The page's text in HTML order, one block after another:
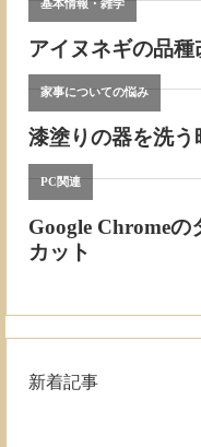
新着記事